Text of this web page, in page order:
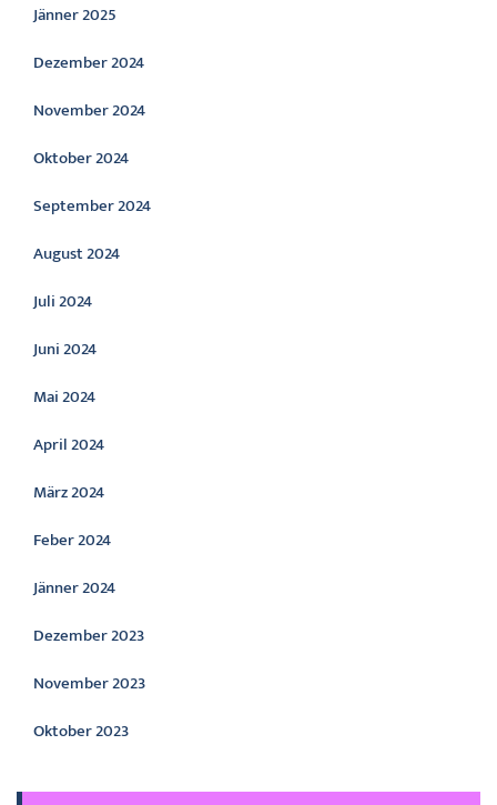
Jänner 2025
Dezember 2024
November 2024
Oktober 2024
September 2024
August 2024
Juli 2024
Juni 2024
Mai 2024
April 2024
März 2024
Feber 2024
Jänner 2024
Dezember 2023
November 2023
Oktober 2023